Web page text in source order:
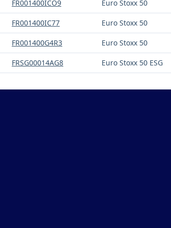
FR001400ICO9 Euro Stoxx 50
FR001400IC77 Euro Stoxx 50
FR001400G4R3 Euro Stoxx 50
FRSG00014AG8 Euro Stoxx 50 ESG